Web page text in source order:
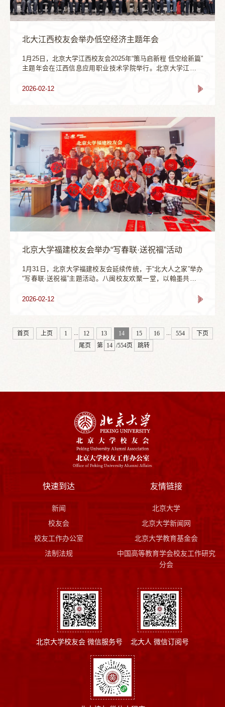
北大江西校友会举办低空经济主题年会
1月25日，北京大学江西校友会2025年“策马启新程 低空绘新篇”
主题年会在江西信息应用职业技术学院举行。北京大学江西校
友齐聚一堂。北京大学江西校友会会长温志海发表致辞并作
西校友会自成立以来，在历任会长的引领和全体校友的携手努
力下，已成为凝聚赣鄱北大校友情感、...
2026-02-12
北京大学福建校友会举办“写春联·送祝福”活动
1月31日，北京大学福建校友会延续传统，于“北大人之家”举办
“写春联·送祝福”主题活动。八闽校友欢聚一堂，以翰墨共书愿
香四溢。校友会盛情邀请了在书法界享有盛誉的校友——刘孙
磅礴；或如行云流水，飘逸俊朗。字里行间，不仅是对新春的
祝福，更蕴含着对校友们在新的一年里“...
2026-02-12
首页 上页 1 ... 12 13 14 15 16 ... 554
下页
尾页
第 /554页 跳转
快速到达
新闻
校友会
校友工作办公室
法制法规
友情链接
北京大学
北京大学新闻网
北京大学教育基金会
中国高等教育学会校友工作研究
分会
北京大学校友会 微信服务号 北大人 微信订阅号